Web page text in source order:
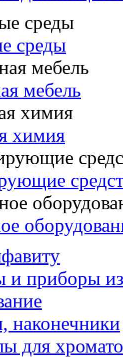
среды
мебель
химия
и приборы из
наконечники
для